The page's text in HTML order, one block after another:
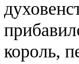
король,